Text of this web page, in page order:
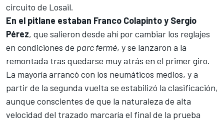
circuito de Losail.
En el pitlane estaban Franco Colapinto y Sergio
Pérez, que salieron desde ahí por cambiar los reglajes
en condiciones de parc fermé, y se lanzaron a la
remontada tras quedarse muy atrás en el primer giro.
La mayoría arrancó con los neumáticos medios, y a
partir de la segunda vuelta se estabilizó la clasificación,
aunque conscientes de que la naturaleza de alta
velocidad del trazado marcaría el final de la prueba